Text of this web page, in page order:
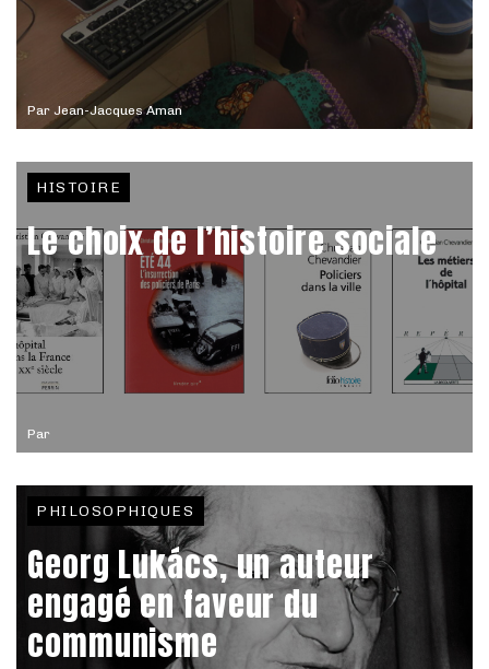
Par Jean-Jacques Aman
Par
HISTOIRE
Le choix de l’histoire sociale
PHILOSOPHIQUES
Georg Lukács, un auteur
engagé en faveur du
communisme